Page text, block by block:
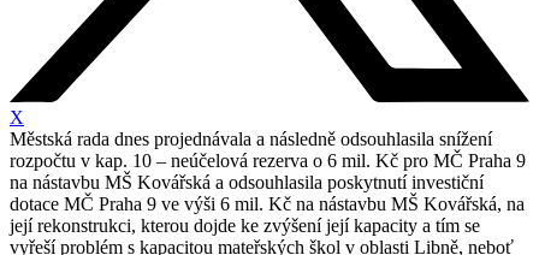
X
Městská rada dnes projednávala a následně odsouhlasila snížení
rozpočtu v kap. 10 – neúčelová rezerva o 6 mil. Kč pro MČ Praha 9
na nástavbu MŠ Kovářská a odsouhlasila poskytnutí investiční
dotace MČ Praha 9 ve výši 6 mil. Kč na nástavbu MŠ Kovářská, na
její rekonstrukci, kterou dojde ke zvýšení její kapacity a tím se
vyřeší problém s kapacitou mateřských škol v oblasti Libně, neboť